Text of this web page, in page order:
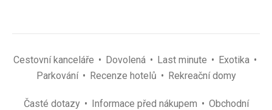
Cestovní kanceláře Dovolená Last minute
Exotika
Parkování
Recenze hotelů Rekreační domy
Časté dotazy Informace před nákupem
Obchodní